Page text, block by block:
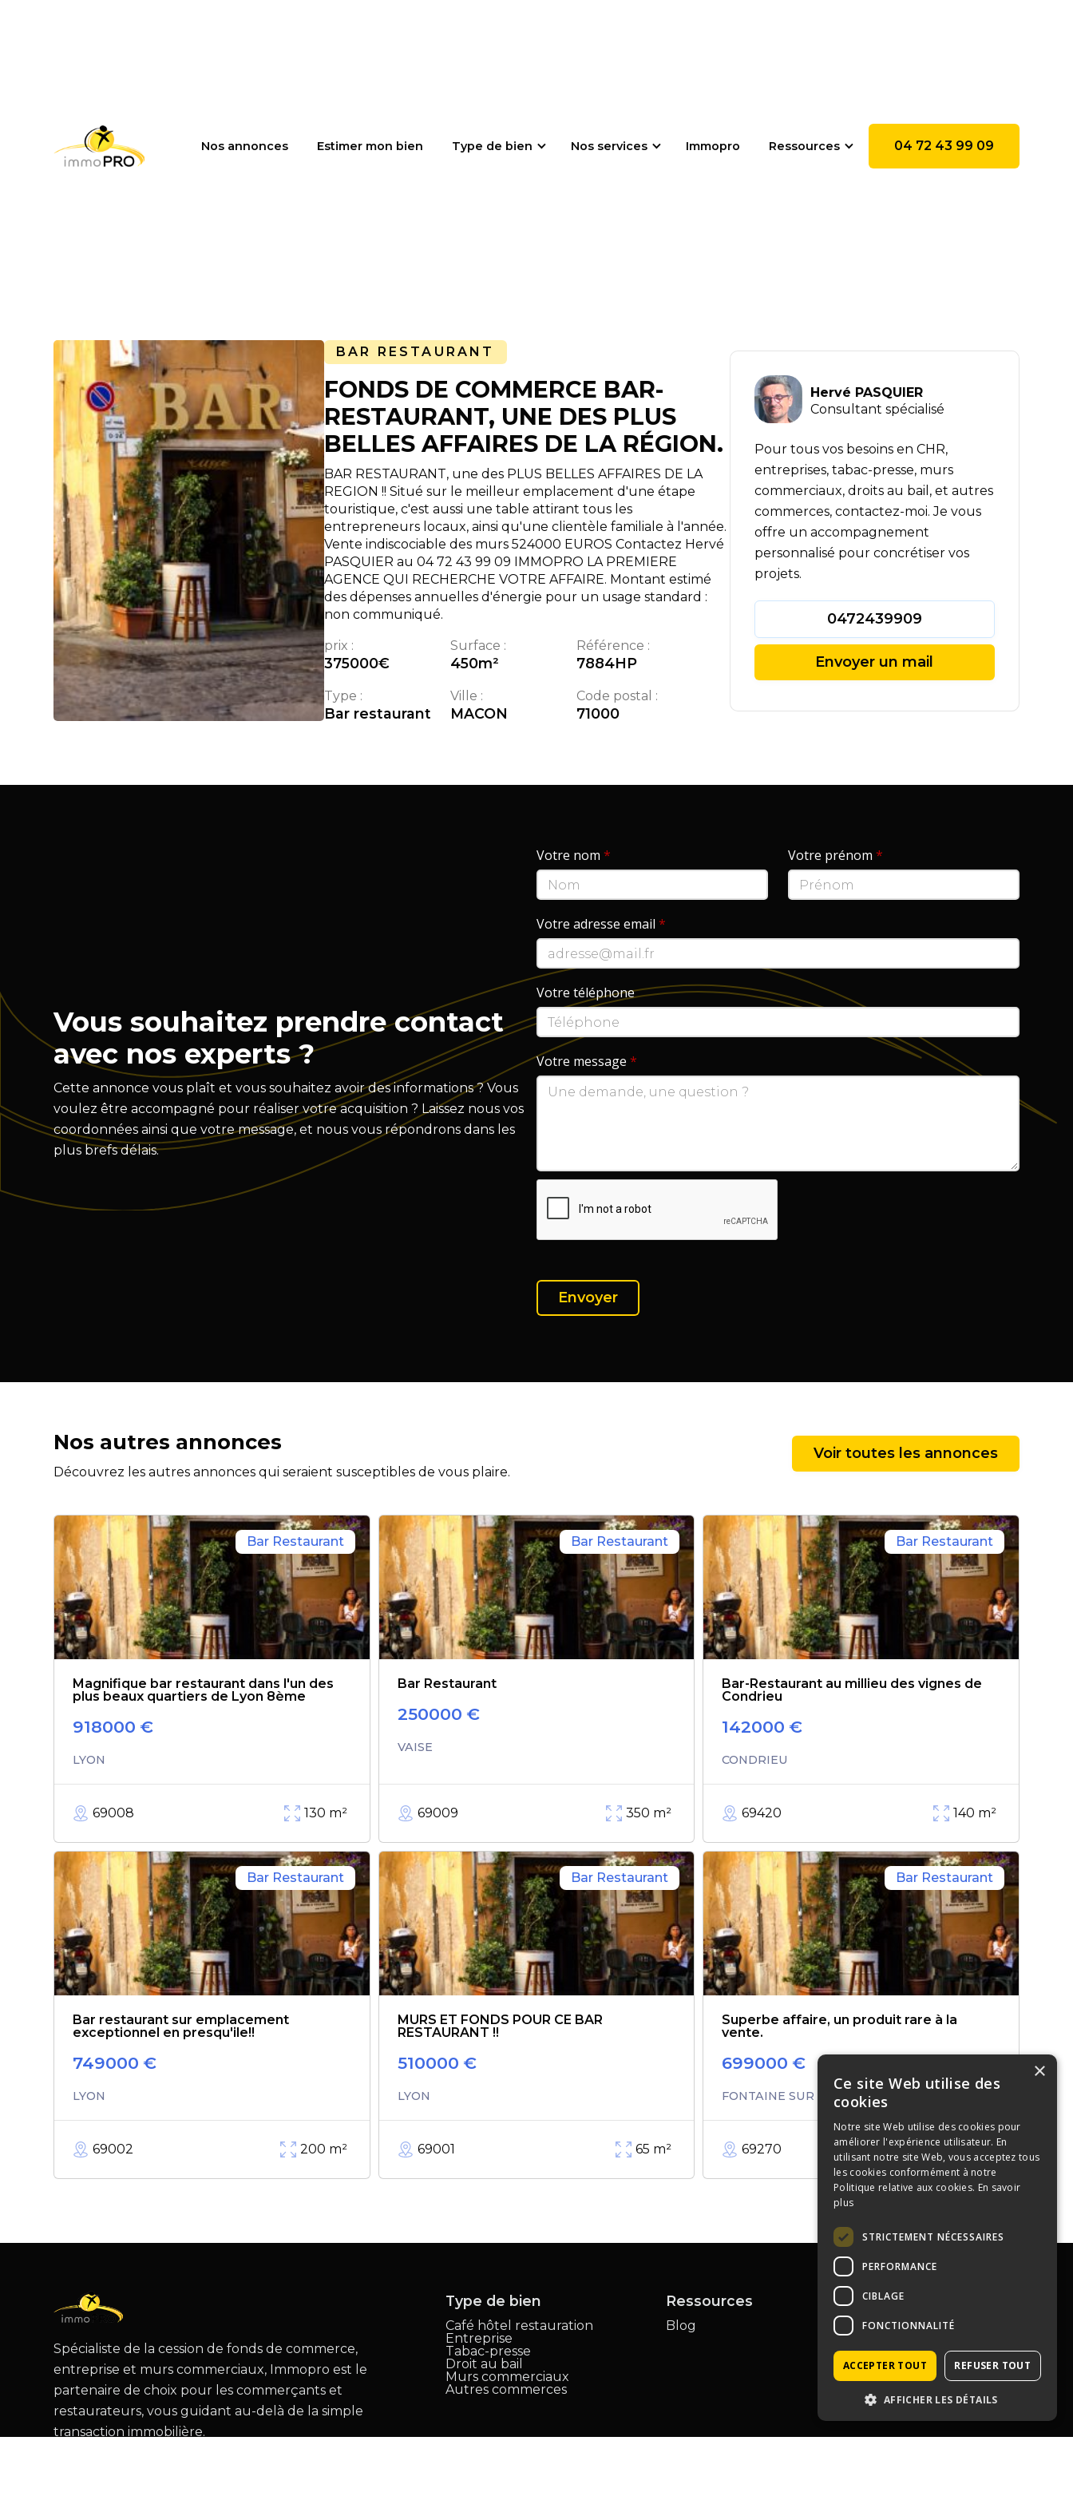
Nos annonces Estimer mon bien Type de bien Nos services Immopro Ressources 04 72 43 99 09
BAR RESTAURANT
FONDS DE COMMERCE BAR-
RESTAURANT, UNE DES PLUS
BELLES AFFAIRES DE LA RÉGION.
BAR RESTAURANT, une des PLUS BELLES AFFAIRES DE LA
REGION !! Situé sur le meilleur emplacement d'une étape
touristique, c'est aussi une table attirant tous les
entrepreneurs locaux, ainsi qu'une clientèle familiale à l'année.
Vente indiscociable des murs 524000 EUROS Contactez Hervé
PASQUIER au 04 72 43 99 09 IMMOPRO LA PREMIERE
AGENCE QUI RECHERCHE VOTRE AFFAIRE. Montant estimé
des dépenses annuelles d'énergie pour un usage standard :
non communiqué.
prix :
375000€
Surface :
450m²
Référence :
7884HP
Type :
Bar restaurant
Ville :
MACON
Code postal :
71000
Hervé PASQUIER
Consultant spécialisé
Pour tous vos besoins en CHR,
entreprises, tabac-presse, murs
commerciaux, droits au bail, et autres
commerces, contactez-moi. Je vous
offre un accompagnement
personnalisé pour concrétiser vos
projets.
0472439909
Envoyer un mail
Vous souhaitez prendre contact
avec nos experts ?
Cette annonce vous plaît et vous souhaitez avoir des informations ? Vous
voulez être accompagné pour réaliser votre acquisition ? Laissez nous vos
coordonnées ainsi que votre message, et nous vous répondrons dans les
plus brefs délais.
Votre nom * Votre prénom *
Votre adresse email *
Votre téléphone
Votre message *
Nos autres annonces
Découvrez les autres annonces qui seraient susceptibles de vous plaire.
Voir toutes les annonces
Bar Restaurant
Magnifique bar restaurant dans l'un des
plus beaux quartiers de Lyon 8ème
918000 €
LYON
69008 130 m²
Bar Restaurant
Bar Restaurant
250000 €
VAISE
69009 350 m²
Bar Restaurant
Bar-Restaurant au millieu des vignes de
Condrieu
142000 €
CONDRIEU
69420 140 m²
Bar Restaurant
Bar restaurant sur emplacement
exceptionnel en presqu'ile!!
749000 €
LYON
69002 200 m²
Bar Restaurant
MURS ET FONDS POUR CE BAR
RESTAURANT !!
510000 €
LYON
69001 65 m²
Bar Restaurant
Superbe affaire, un produit rare à la
vente.
699000 €
FONTAINE SUR SAONE
69270 500 m²
Spécialiste de la cession de fonds de commerce,
entreprise et murs commerciaux, Immopro est le
partenaire de choix pour les commerçants et
restaurateurs, vous guidant au-delà de la simple
transaction immobilière.
Type de bien
Café hôtel restauration
Entreprise
Tabac-presse
Droit au bail
Murs commerciaux
Autres commerces
Ressources
Blog
Contactez-nous
04 72 43 99 09
contact@immoprolyon.fr
Contact
134 cours Lafayette 69003
Lyon
×
Ce site Web utilise des
cookies
Notre site Web utilise des cookies pour
améliorer l'expérience utilisateur. En
utilisant notre site Web, vous acceptez tous
les cookies conformément à notre
Politique relative aux cookies. En savoir
plus
STRICTEMENT NÉCESSAIRES
PERFORMANCE
CIBLAGE
FONCTIONNALITÉ
ACCEPTER TOUT REFUSER TOUT
AFFICHER LES DÉTAILS